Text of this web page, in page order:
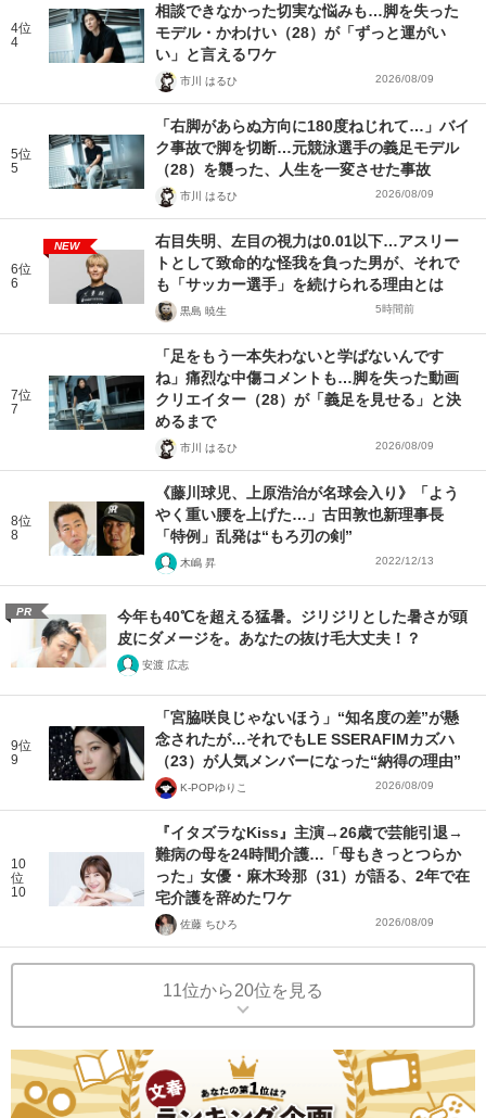
4位
4
相談できなかった切実な悩みも…脚を失った
モデル・かわけい（28）が「ずっと運がい
い」と言えるワケ
市川 はるひ 2026/08/09
5位
5
「右脚があらぬ方向に180度ねじれて…」バイ
ク事故で脚を切断…元競泳選手の義足モデル
（28）を襲った、人生を一変させた事故
市川 はるひ 2026/08/09
6位
6
NEW
右目失明、左目の視力は0.01以下…アスリー
トとして致命的な怪我を負った男が、それで
も「サッカー選手」を続けられる理由とは
黒島 暁生 5時間前
7位
7
「足をもう一本失わないと学ばないんです
ね」痛烈な中傷コメントも…脚を失った動画
クリエイター（28）が「義足を見せる」と決
めるまで
市川 はるひ 2026/08/09
8位
8
《藤川球児、上原浩治が名球会入り》「よう
やく重い腰を上げた…」古田敦也新理事長
「特例」乱発は“もろ刃の剣”
木嶋 昇 2022/12/13
PR
今年も40℃を超える猛暑。ジリジリとした暑さが頭
皮にダメージを。あなたの抜け毛大丈夫！？
安渡 広志
9位
9
「宮脇咲良じゃないほう」“知名度の差”が懸
念されたが…それでもLE SSERAFIMカズハ
（23）が人気メンバーになった“納得の理由”
K-POPゆりこ 2026/08/09
10
位
10
『イタズラなKiss』主演→26歳で芸能引退→
難病の母を24時間介護…「母もきっとつらか
った」女優・麻木玲那（31）が語る、2年で在
宅介護を辞めたワケ
佐藤 ちひろ 2026/08/09
11位から20位を見る